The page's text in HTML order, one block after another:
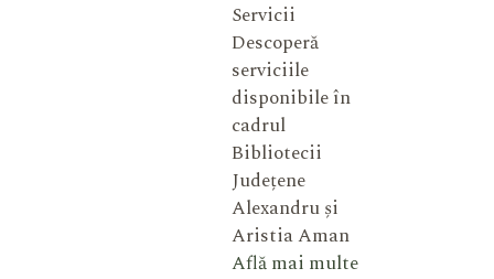
Servicii
Descoperă
serviciile
disponibile în
cadrul
Bibliotecii
Județene
Alexandru și
Aristia Aman
Află mai multe